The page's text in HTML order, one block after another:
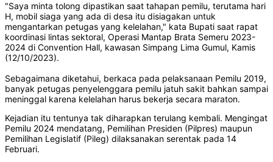
"Saya minta tolong dipastikan saat tahapan pemilu, terutama hari
H, mobil siaga yang ada di desa itu disiagakan untuk
mengantarkan petugas yang kelelahan," kata Bupati saat rapat
koordinasi lintas sektoral, Operasi Mantap Brata Semeru 2023-
2024 di Convention Hall, kawasan Simpang Lima Gumul, Kamis
(12/10/2023).
Sebagaimana diketahui, berkaca pada pelaksanaan Pemilu 2019,
banyak petugas penyelenggara pemilu jatuh sakit bahkan sampai
meninggal karena kelelahan harus bekerja secara maraton.
Kejadian itu tentunya tak diharapkan terulang kembali. Mengingat
Pemilu 2024 mendatang, Pemilihan Presiden (Pilpres) maupun
Pemilihan Legislatif (Pileg) dilaksanakan serentak pada 14
Februari.